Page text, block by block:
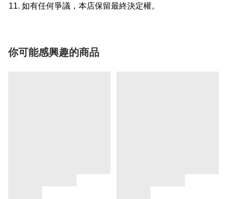
11. 如有任何爭議，本店保留最終決定權。
你可能感興趣的商品